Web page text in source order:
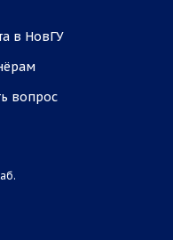
в НовГУ
вопрос